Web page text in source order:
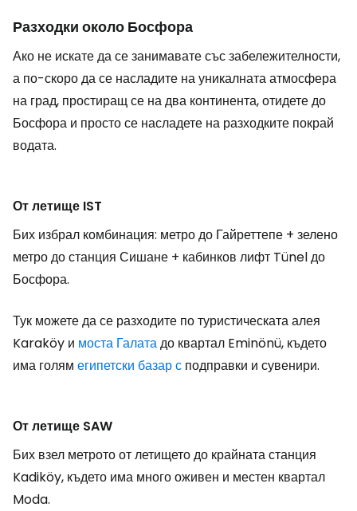
Разходки около Босфора
Ако не искате да се занимавате със забележителности,
а по-скоро да се насладите на уникалната атмосфера
на град, простиращ се на два континента, отидете до
Босфора и просто се насладете на разходките покрай
водата.
От летище IST
Бих избрал комбинация: метро до Гайреттепе + зелено
метро до станция Сишане + кабинков лифт Tünel до
Босфора.
Тук можете да се разходите по туристическата алея
Karaköy и моста Галатадо квартал Eminönü, където
има голям египетски базар с подправки и сувенири.
От летище SAW
Бих взел метрото от летището до крайната станция
Kadiköy, където има много оживен и местен квартал
Moda.